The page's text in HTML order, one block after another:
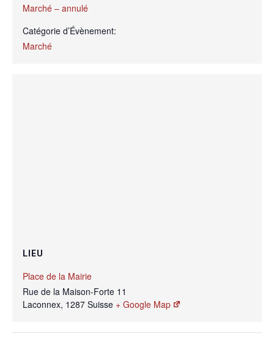
Marché – annulé
Catégorie d’Évènement:
Marché
LIEU
Place de la Mairie
Rue de la Maison-Forte 11
Laconnex, 1287 Suisse + Google Map